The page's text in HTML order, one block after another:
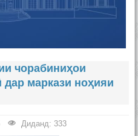
чорабиниҳои
маркази ноҳияи
Диданд: 333